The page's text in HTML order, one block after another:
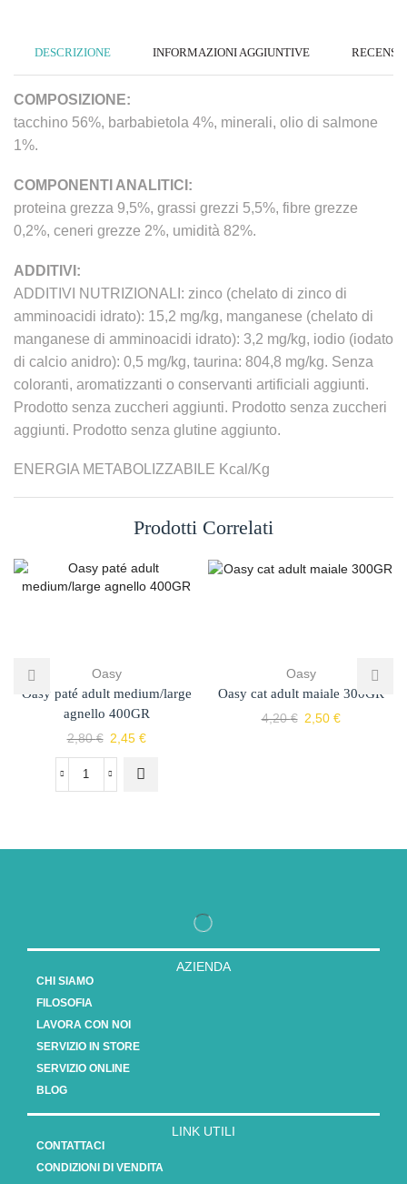
DESCRIZIONE INFORMAZIONI AGGIUNTIVE
COMPOSIZIONE:
tacchino 56%, barbabietola 4%, minerali, olio di salmone
1%.
COMPONENTI ANALITICI:
proteina grezza 9,5%, grassi grezzi 5,5%, fibre grezze
0,2%, ceneri grezze 2%, umidità 82%.
ADDITIVI:
ADDITIVI NUTRIZIONALI: zinco (chelato di zinco di
amminoacidi idrato): 15,2 mg/kg, manganese (chelato di
manganese di amminoacidi idrato): 3,2 mg/kg, iodio (iodato
di calcio anidro): 0,5 mg/kg, taurina: 804,8 mg/kg. Senza
coloranti, aromatizzanti o conservanti artificiali aggiunti.
Prodotto senza zuccheri aggiunti. Prodotto senza zuccheri
aggiunti. Prodotto senza glutine aggiunto.
ENERGIA METABOLIZZABILE Kcal/Kg
Prodotti Correlati
Oasy
Oasy paté adult medium/large
agnello 400GR
2,80€ 2,45 €
Oasy
Oasy cat adult maiale 300GR
4,20€ 2,50 €
AZIENDA
CHI SIAMO
FILOSOFIA
LAVORA CON NOI
SERVIZIO IN STORE
SERVIZIO ONLINE
BLOG
LINK UTILI
CONTATTACI
CONDIZIONI DI VENDITA